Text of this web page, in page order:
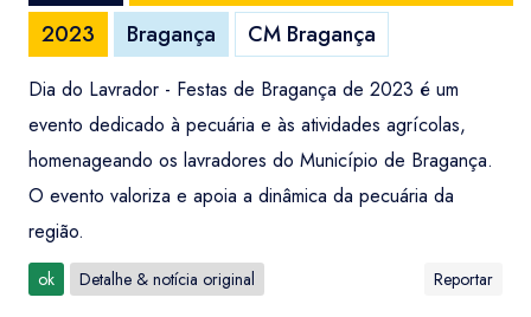
2023
Bragança CM Bragança
Dia do Lavrador - Festas de Bragança de 2023 é um
evento dedicado à pecuária e às atividades agrícolas,
homenageando os lavradores do Município de Bragança.
O evento valoriza e apoia a dinâmica da pecuária da
região.
ok Detalhe & notícia original Reportar